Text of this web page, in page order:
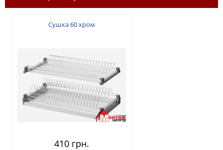
Сушка 60 хром
410 грн.